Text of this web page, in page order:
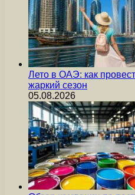
Лето в ОАЭ: как
жаркий сезон
05.08.2026